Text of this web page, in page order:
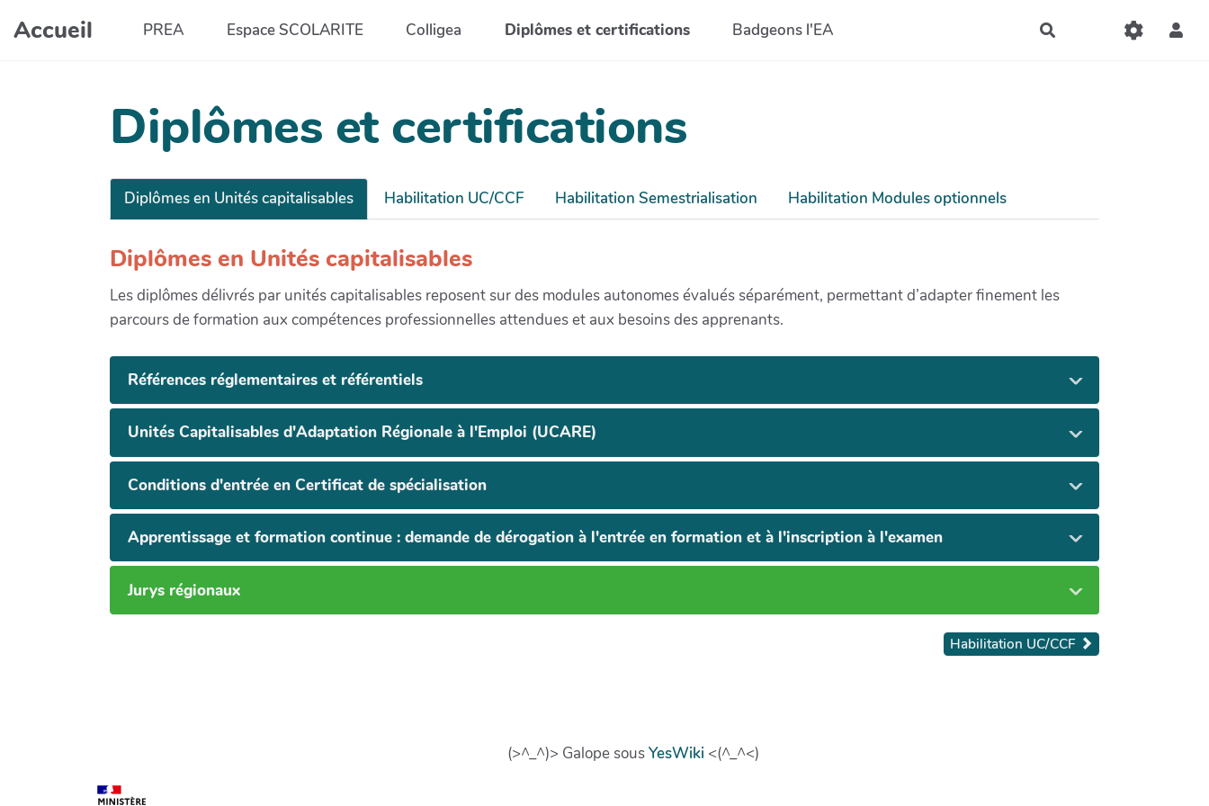
Aller au contenu principal
Accueil PREA Espace SCOLARITE Colligea Diplômes et certifications Badgeons l'EA Rechercher
Diplômes et certifications
Diplômes en Unités capitalisables Habilitation UC/CCF Habilitation Semestrialisation Habilitation Modules optionnels
Diplômes en Unités capitalisables
Les diplômes délivrés par unités capitalisables reposent sur des modules autonomes évalués séparément, permettant d’adapter finement les
parcours de formation aux compétences professionnelles attendues et aux besoins des apprenants.
Références réglementaires et référentiels
Unités Capitalisables d'Adaptation Régionale à l'Emploi (UCARE)
Conditions d'entrée en Certificat de spécialisation
Apprentissage et formation continue : demande de dérogation à l'entrée en formation et à l'inscription à l'examen
Jurys régionaux
Habilitation UC/CCF
(>^_^)> Galope sousYesWiki <(^_^<)